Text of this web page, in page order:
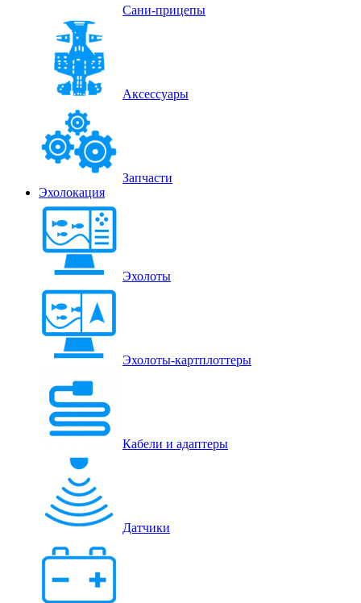
Сани-прицепы
Аксессуары
Запчасти
Эхолокация
Эхолоты
Эхолоты-картплоттеры
Кабели и адаптеры
Датчики